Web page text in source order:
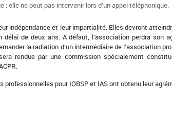
elle ne peut pas intervenir lors d’un appel téléphonique.
indépendance et leur impartialité. Elles devront
de deux ans. A défaut, l’association perdra son
la radiation d’un intermédiaire de l’association
rendue par une commission spécialement
pour IOBSP et IAS ont obtenu leur